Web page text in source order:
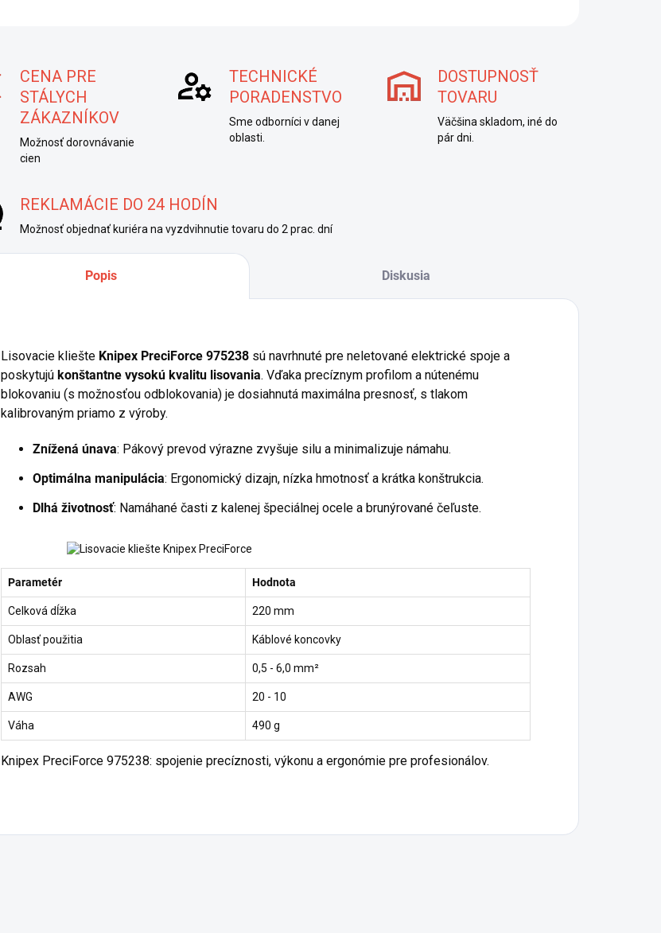
CENA PRE
STÁLYCH
ZÁKAZNÍKOV
Možnosť dorovnávanie
cien
TECHNICKÉ
PORADENSTVO
Sme odborníci v danej
oblasti.
DOSTUPNOSŤ
TOVARU
Väčšina skladom, iné do
pár dni.
REKLAMÁCIE DO 24 HODÍN
Možnosť objednať kuriéra na vyzdvihnutie tovaru do 2 prac. dní
Popis Diskusia
Lisovacie kliešte Knipex PreciForce 975238 sú navrhnuté pre neletované elektrické spoje a
poskytujú konštantne vysokú kvalitu lisovania. Vďaka precíznym profilom a nútenému
blokovaniu (s možnosťou odblokovania) je dosiahnutá maximálna presnosť, s tlakom
kalibrovaným priamo z výroby.
Znížená únava: Pákový prevod výrazne zvyšuje silu a minimalizuje námahu.
Optimálna manipulácia: Ergonomický dizajn, nízka hmotnosť a krátka konštrukcia.
Dlhá životnosť: Namáhané časti z kalenej špeciálnej ocele a brunýrované čeľuste.
Parametér Hodnota
Celková dĺžka 220 mm
Oblasť použitia Káblové koncovky
Rozsah 0,5 - 6,0 mm²
AWG 20 - 10
Váha 490 g
Knipex PreciForce 975238: spojenie precíznosti, výkonu a ergonómie pre profesionálov.